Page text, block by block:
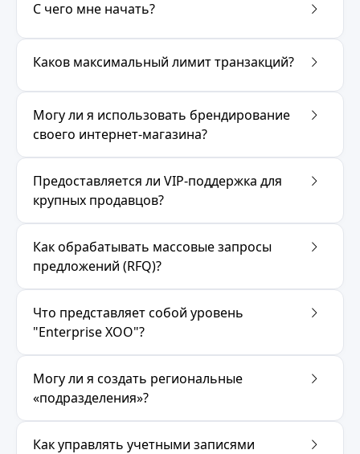
С чего мне начать?
Каков максимальный лимит транзакций?
Могу ли я использовать брендирование
своего интернет-магазина?
Предоставляется ли VIP-поддержка для
крупных продавцов?
Как обрабатывать массовые запросы
предложений (RFQ)?
Что представляет собой уровень
"Enterprise XOO"?
Могу ли я создать региональные
«подразделения»?
Как управлять учетными записями